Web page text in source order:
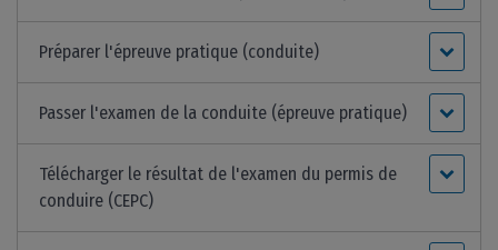
Préparer l'épreuve pratique (conduite)
Passer l'examen de la conduite (épreuve pratique)
Télécharger le résultat de l'examen du permis de
conduire (CEPC)